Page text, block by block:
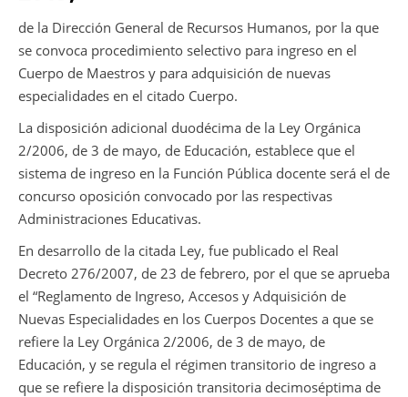
de la Dirección General de Recursos Humanos, por la que
se convoca procedimiento selectivo para ingreso en el
Cuerpo de Maestros y para adquisición de nuevas
especialidades en el citado Cuerpo.
La disposición adicional duodécima de la Ley Orgánica
2/2006, de 3 de mayo, de Educación, establece que el
sistema de ingreso en la Función Pública docente será el de
concurso oposición convocado por las respectivas
Administraciones Educativas.
En desarrollo de la citada Ley, fue publicado el Real
Decreto 276/2007, de 23 de febrero, por el que se aprueba
el “Reglamento de Ingreso, Accesos y Adquisición de
Nuevas Especialidades en los Cuerpos Docentes a que se
refiere la Ley Orgánica 2/2006, de 3 de mayo, de
Educación, y se regula el régimen transitorio de ingreso a
que se refiere la disposición transitoria decimoséptima de